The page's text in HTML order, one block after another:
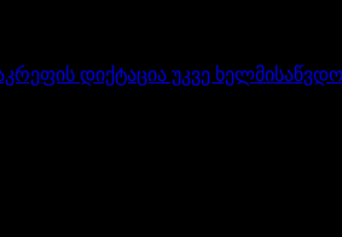
დიქტაცია უკვე
ხმით კარნახით